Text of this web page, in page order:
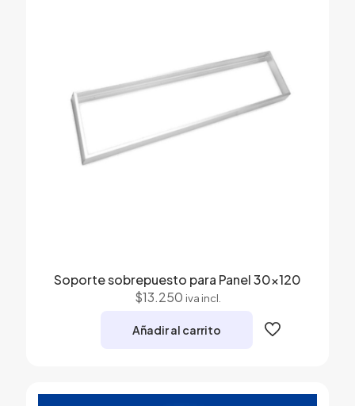
pueden
elegir
página
Soporte sobrepuesto para Panel 30×120
$13.250 iva incl.
Añadir al carrito